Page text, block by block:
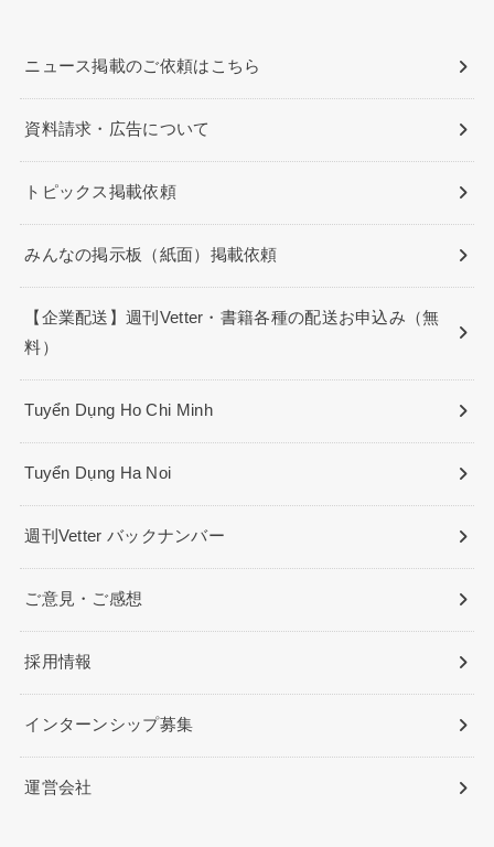
ニュース掲載のご依頼はこちら
資料請求・広告について
トピックス掲載依頼
みんなの掲示板（紙面）掲載依頼
【企業配送】週刊Vetter・書籍各種の配送お申込み（無
料）
Tuyển Dụng Ho Chi Minh
Tuyển Dụng Ha Noi
週刊Vetter バックナンバー
ご意見・ご感想
採用情報
インターンシップ募集
運営会社